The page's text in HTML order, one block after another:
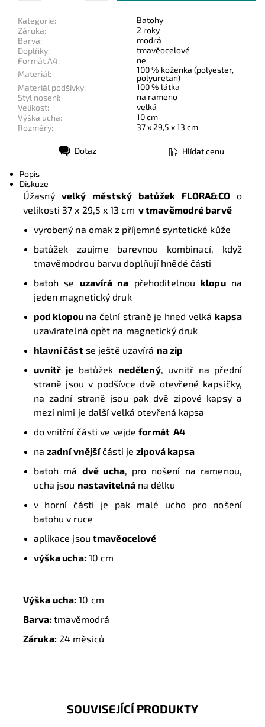
Kategorie:
Batohy
Záruka:
2 roky
Barva:
modrá
Doplňky:
tmavěocelové
Formát A4:
ne
Materiál:
100 % koženka (polyester,
polyuretan)
Materiál podšívky:
100 % látka
Styl nosení:
na rameno
Velikost:
velká
Výška ucha:
10 cm
Rozměry:
37 x 29,5 x 13 cm
Dotaz Hlídat cenu
Popis
Diskuze
Úžasnývelký městský batůžek FLORA&CO o
velikosti 37 x 29,5 x 13 cm v tmavěmodré barvě
vyrobený na omak z příjemné syntetické kůže
batůžek zaujme barevnou kombinací, když
tmavěmodrou barvu doplňují hnědé části
batoh se uzavírá na přehoditelnou klopuna
jeden magnetický druk
pod klopouna čelní straně je hned velká kapsa
uzavíratelná opět na magnetický druk
hlavní částse ještě uzavírá nazip
uvnitř je batůžek nedělený, uvnitř na přední
straně jsou v podšívce dvě otevřené kapsičky,
na zadní straně jsou pak dvě zipové kapsy a
mezi nimi je další velká otevřená kapsa
do vnitřní části ve vejdeformát A4
na zadní vnějšíčásti jezipová kapsa
batoh má dvě ucha, pro nošení na ramenou,
ucha jsou nastavitelnána délku
v horní části je pak malé ucho pro nošení
batohu v ruce
aplikace jsou tmavěocelové
výška ucha:10cm
Výška ucha: 10 cm
Barva:tmavěmodrá
Záruka:24 měsíců
SOUVISEJÍCÍ PRODUKTY